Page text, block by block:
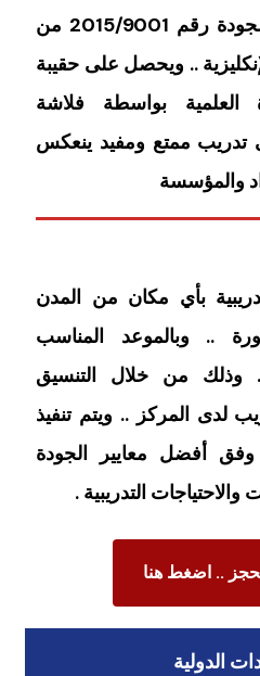
على شهادة الايزو في الجودة رقم 2015/9001 من
.. ويحصل على حقيبة
العلمية بواسطة فلاشة
تدريب ممتع ومفيد ينعكس
والمؤسسة
بأي مكان من المدن
.. وبالموعد المناسب
وذلك من خلال التنسيق
لدى المركز .. ويتم تنفيذ
أفضل معايير الجودة
التدريبية .
.. اضغط هنا
الدولية